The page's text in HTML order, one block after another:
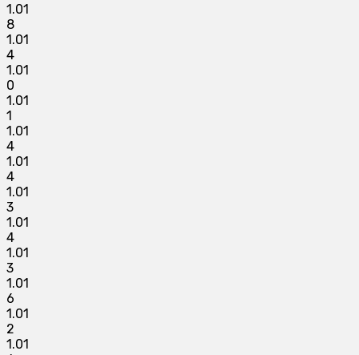
1.01
8
1.01
4
1.01
0
1.01
1
1.01
4
1.01
4
1.01
3
1.01
4
1.01
3
1.01
6
1.01
2
1.01